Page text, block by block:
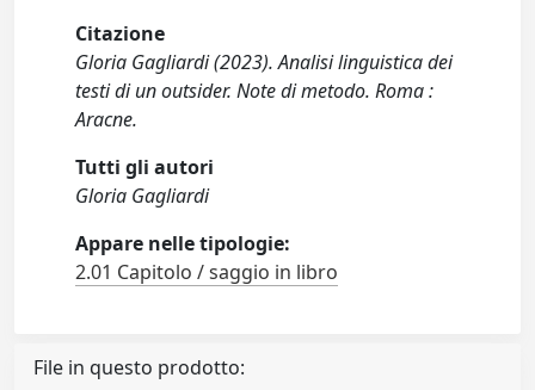
Citazione
Gloria Gagliardi (2023). Analisi linguistica dei
testi di un outsider. Note di metodo. Roma :
Aracne.
Tutti gli autori
Gloria Gagliardi
Appare nelle tipologie:
2.01 Capitolo / saggio in libro
File in questo prodotto: